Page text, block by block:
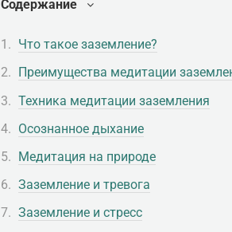
Содержание
Что такое заземление?
Преимущества медитации
Техника медитации заземления
Осознанное дыхание
Медитация на природе
Заземление и тревога
Заземление и стресс